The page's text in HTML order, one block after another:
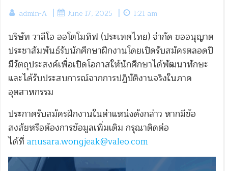
admin-A | June 17, 2025 | 1:21 am
บริษัท วาลีโอ ออโตโมทิฟ (ประเทศไทย) จำกัด ขออนุญาต
ประชาสัมพันธ์รับนักศึกษาฝึกงานโดยเปิดรับสมัครตลอดปี
มีวัตถุประสงค์เพื่อเปิดโอกาสให้นักศึกษาได้พัฒนาทักษะ
และได้รับประสบการณ์จากการปฏิบัติงานจริงในภาค
อุตสาหกรรม
ประกาศรับสมัครฝึกงานในตำแหน่งดังกล่าว หากมีข้อ
สงสัยหรือต้องการข้อมูลเพิ่มเติม กรุณาติดต่อ
ได้ที่ anusara.wongjeak@valeo.com